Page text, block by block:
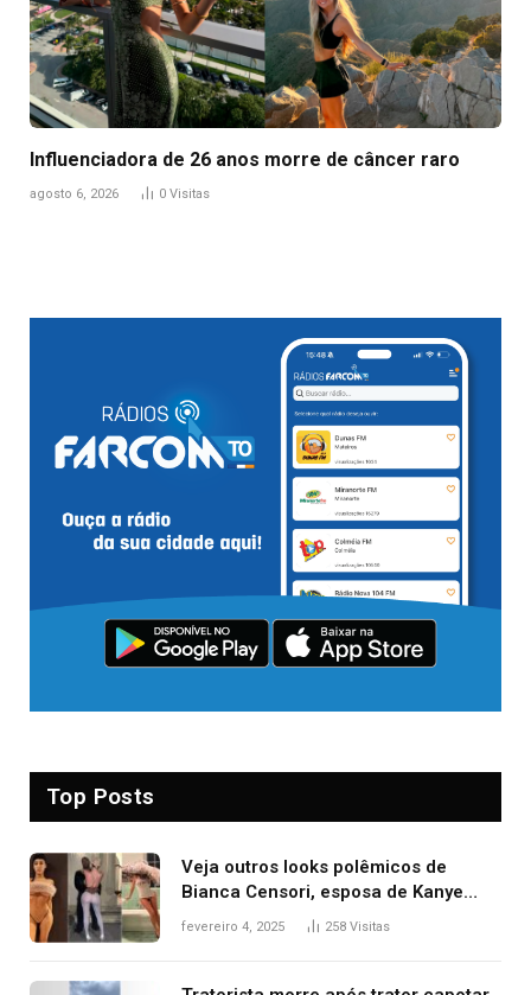
Influenciadora de 26 anos morre de câncer raro
agosto 6, 2026 0 Visitas
Top Posts
Veja outros looks polêmicos de
Bianca Censori, esposa de Kanye
West que apareceu nua no Grammy
fevereiro 4, 2025 258 Visitas